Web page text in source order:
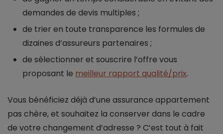
demandes de devis multiples ;
de trier en toute transparence les formules de
dizaines d’assureurs partenaires ;
de sélectionner et souscrire l’offre vous
proposant le meilleur rapport qualité/prix.
Vous bénéficiez déjà d’une assurance appartement
pas chère, et souhaitez la conserver dans le cadre
de votre changement d’adresse ? C’est tout à fait